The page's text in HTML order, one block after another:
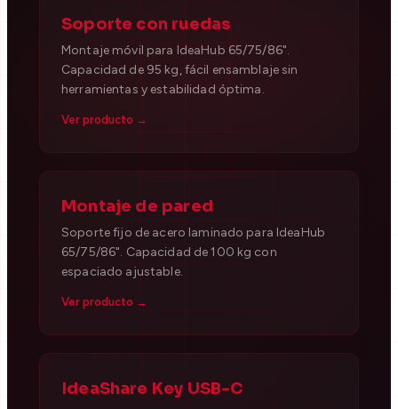
Soporte con ruedas
Montaje móvil para IdeaHub 65/75/86".
Capacidad de 95 kg, fácil ensamblaje sin
herramientas y estabilidad óptima.
Ver producto →
Montaje de pared
Soporte fijo de acero laminado para IdeaHub
65/75/86". Capacidad de 100 kg con
espaciado ajustable.
Ver producto →
IdeaShare Key USB-C